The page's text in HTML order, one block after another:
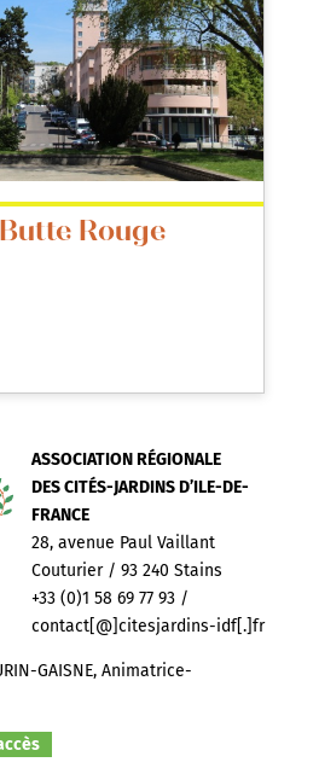
Rouge
ASSOCIATION RÉGIONALE
DES CITÉS-JARDINS D’ILE-DE-
FRANCE
28, avenue Paul Vaillant
Couturier / 93 240 Stains
+33 (0)1 58 69 77 93 /
contact[@]citesjardins-idf[.]fr
GAISNE, Animatrice-